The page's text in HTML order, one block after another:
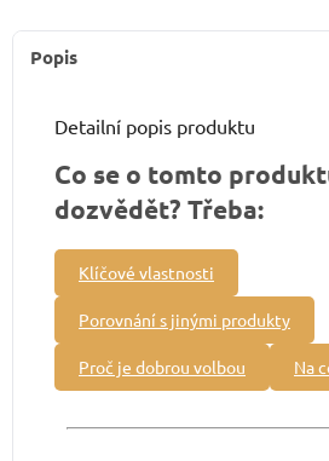
Popis
Detailní popis produktu
Co se o tomto
dozvědět? Třeba:
Klíčové vlastnosti
Porovnání s jinými produkty
Proč je dobrou volbou Na